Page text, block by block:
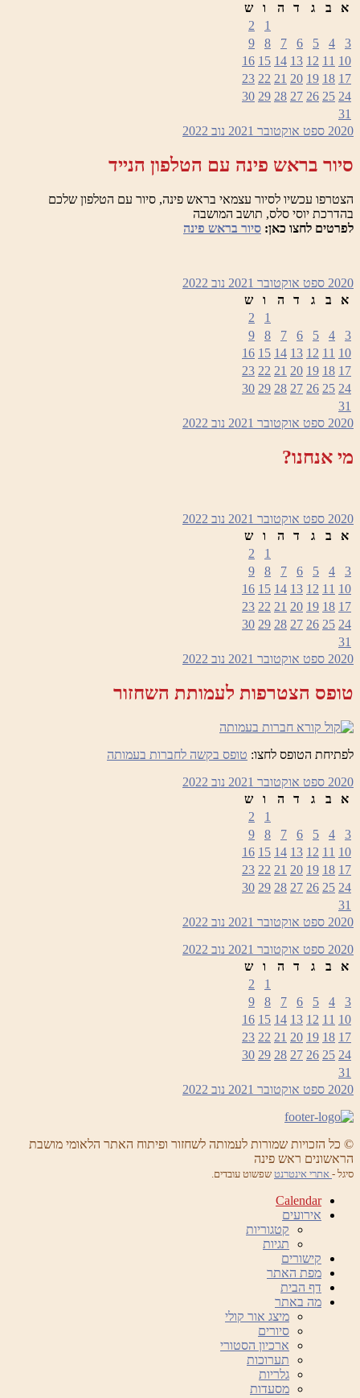
א
ב ג ד ה ו
ש
1
2
3
4
5
6
7
8
9
10
11
12
13
14
15
16
17
18
19
20
21
22
23
24
25
26
27
28
29
30
31
2020 ספט אוקטובר 2021 נוב 2022
סיור בראש פינה עם הטלפון הנייד
הצטרפו עכשיו לסיור עצמאי בראש פינה, סיור עם הטלפון שלכם
בהדרכת יוסי סלס, תושב המושבה
לפרטים לחצו כאן: סיור בראש פינה
2020 ספט אוקטובר 2021 נוב 2022
א
ב ג ד ה ו
ש
1
2
3
4
5
6
7
8
9
10
11
12
13
14
15
16
17
18
19
20
21
22
23
24
25
26
27
28
29
30
31
2020 ספט אוקטובר 2021 נוב 2022
מי אנחנו?
2020 ספט אוקטובר 2021 נוב 2022
א
ב ג ד ה ו
ש
1
2
3
4
5
6
7
8
9
10
11
12
13
14
15
16
17
18
19
20
21
22
23
24
25
26
27
28
29
30
31
2020 ספט אוקטובר 2021 נוב 2022
טופס הצטרפות לעמותת השחזור
לפתיחת הטופס לחצו: טופס בקשה לחברות בעמותה
2020 ספט אוקטובר 2021 נוב 2022
א
ב ג ד ה ו
ש
1
2
3
4
5
6
7
8
9
10
11
12
13
14
15
16
17
18
19
20
21
22
23
24
25
26
27
28
29
30
31
2020 ספט אוקטובר 2021 נוב 2022
2020 ספט אוקטובר 2021 נוב 2022
א
ב ג ד ה ו
ש
1
2
3
4
5
6
7
8
9
10
11
12
13
14
15
16
17
18
19
20
21
22
23
24
25
26
27
28
29
30
31
2020 ספט אוקטובר 2021 נוב 2022
© כל הזכויות שמורות לעמותה לשחזור ופיתוח האתר הלאומי מושבת
הראשונים ראש פינה
סיגל - אתרי אינטרנט שפשוט עובדים.
Calendar
אירועים
קטגוריות
תגיות
קישורים
מפת האתר
דף הבית
מה באתר
מיצג אור קולי
סיורים
ארכיון הסטורי
תערוכות
גלריות
מסעדות